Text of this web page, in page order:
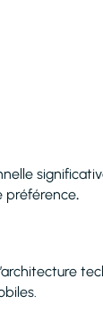
préférence.